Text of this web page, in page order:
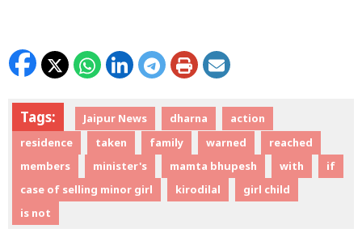
Tags: Jaipur News dharna
action
residence
taken family warned
reached
members
minister's mamta bhupesh with
if
case of selling minor girl
kirodilal
girl child
is not